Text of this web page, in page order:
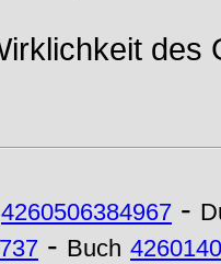
des
4260506384967 -
- Buch